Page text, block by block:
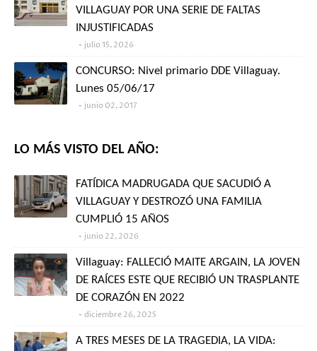
VILLAGUAY POR UNA SERIE DE FALTAS
INJUSTIFICADAS
julio 15, 2026
CONCURSO: Nivel primario DDE Villaguay.
Lunes 05/06/17
junio 02, 2017
LO MÁS VISTO DEL AÑO:
FATÍDICA MADRUGADA QUE SACUDIÓ A
VILLAGUAY Y DESTROZÓ UNA FAMILIA
CUMPLIÓ 15 AÑOS
junio 22, 2026
Villaguay: FALLECIÓ MAITE ARGAIN, LA JOVEN
DE RAÍCES ESTE QUE RECIBIÓ UN TRASPLANTE
DE CORAZÓN EN 2022
diciembre 26, 2025
A TRES MESES DE LA TRAGEDIA, LA VIDA: